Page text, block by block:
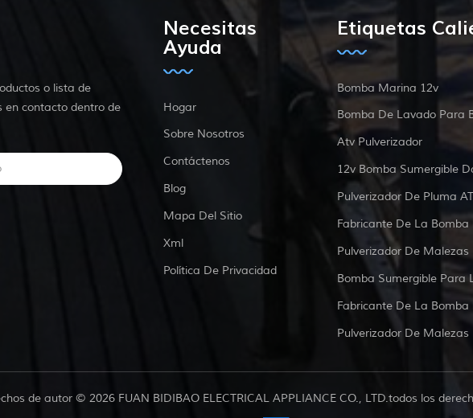
o lista de
en contacto dentro de
Necesitas
Ayuda
Hogar
Sobre Nosotros
Contáctenos
Blog
Mapa Del Sitio
Xml
Política De Privacidad
Etiquetas
Bomba Marina 12v
Bomba De Lavado Para
Atv Pulverizador
12v Bomba Sumergible
Pulverizador De Pluma
Fabricante De La Bomba
Pulverizador De Malezas
Bomba Sumergible Para
Fabricante De La Bomba
Pulverizador De Malezas
de autor © 2026 FUAN BIDIBAO ELECTRICAL APPLIANCE CO., LTD.todos los